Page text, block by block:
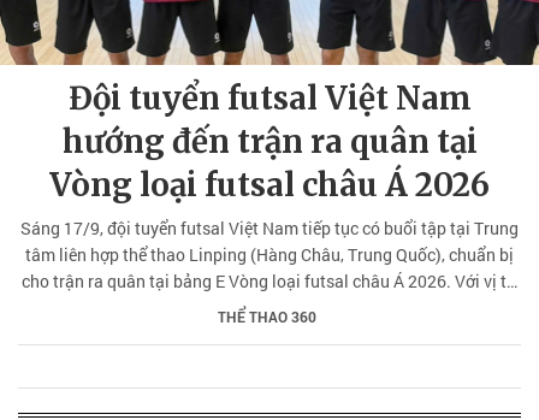
Đội tuyển futsal Việt Nam
hướng đến trận ra quân tại
Vòng loại futsal châu Á 2026
Sáng 17/9, đội tuyển futsal Việt Nam tiếp tục có buổi tập tại Trung
tâm liên hợp thể thao Linping (Hàng Châu, Trung Quốc), chuẩn bị
cho trận ra quân tại bảng E Vòng loại futsal châu Á 2026. Với vị trí
thuận lợi, chỉ cách nơi lưu trú khoảng 10 phút di chuyển, điều kiện
THỂ THAO 360